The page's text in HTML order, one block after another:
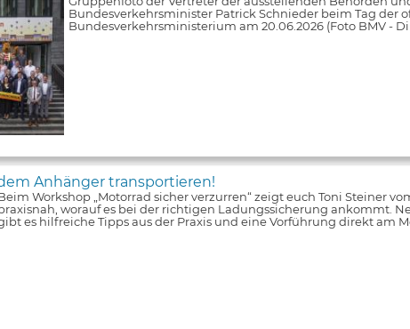
Bundesverkehrsminister Patrick Schnieder beim Tag der
Bundesverkehrsministerium am 20.06.2026 (Foto BMV -
Anhänger transportieren!
Workshop „Motorrad sicher verzurren“ zeigt euch Toni Steiner
worauf es bei der richtigen Ladungssicherung ankommt.
es hilfreiche Tipps aus der Praxis und eine Vorführung direkt am